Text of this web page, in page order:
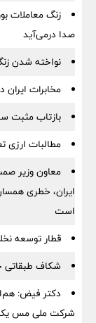
زنگ معاملات
صدا درمی‌آید
نواخته شدن
مخابرات
بازتاب مثبت
مطالبات
معاون وزیر
ایران، خطری
است
قطار توسعه نخلک به
شکاف طبقاتی
دکتر فیض:
شرکت ملی مس